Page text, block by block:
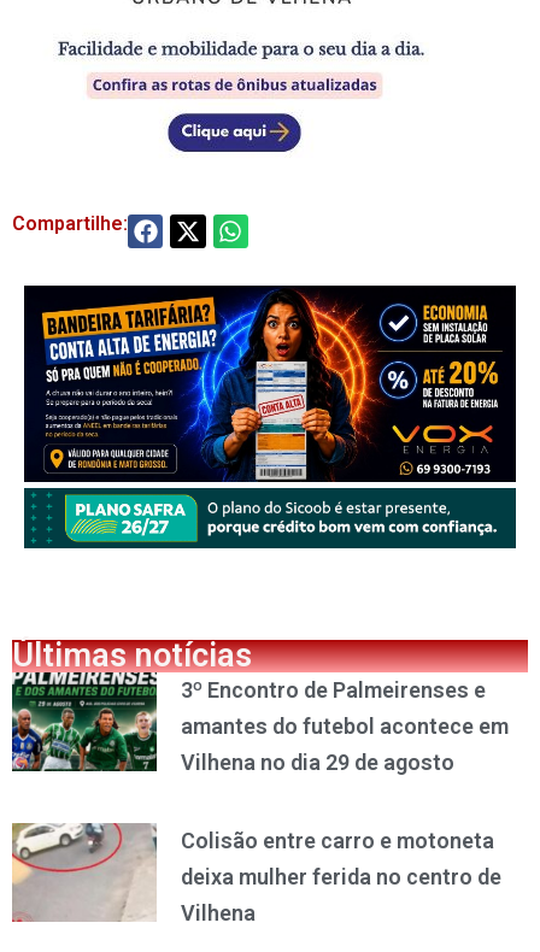
Compartilhe:
Últimas notícias
3º Encontro de Palmeirenses e
amantes do futebol acontece em
Vilhena no dia 29 de agosto
Colisão entre carro e motoneta
deixa mulher ferida no centro de
Vilhena